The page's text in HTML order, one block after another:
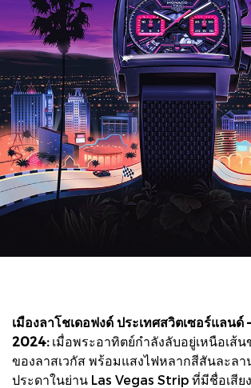
เมืองลาโชเดอฟงด์ ประเทศสวิตเซอร์แลนด์
2024:เมื่อพระอาทิตย์กำลังลับอยู่เหนือเส้
ของลาสเวกัส พร้อมแสงไฟหลากสีสันละล
ประดาในย่าน Las Vegas Strip ที่มีชื่อเสีย